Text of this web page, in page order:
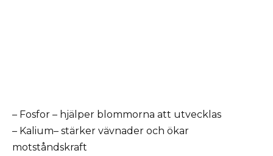
– Fosfor – hjälper blommorna att utvecklas
– Kalium– stärker vävnader och ökar
motståndskraft